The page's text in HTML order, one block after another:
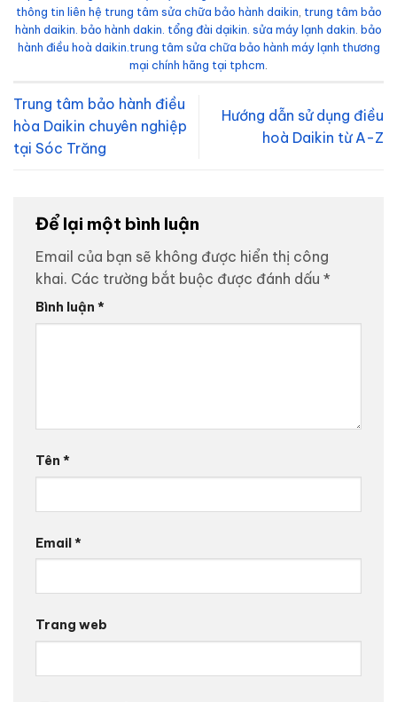
thông tin liên hệ trung tâm sửa chữa bảo hành daikin, trung tâm bảo
hành daikin. bảo hành dakin. tổng đài dạikin. sửa máy lạnh dakin. bảo
hành điều hoà daikin.trung tâm sửa chữa bảo hành máy lạnh thương
mại chính hãng tại tphcm.
Trung tâm bảo hành điều
hòa Daikin chuyên nghiệp
tại Sóc Trăng
Hướng dẫn sử dụng điều
hoà Daikin từ A-Z
Để lại một bình luận
Email của bạn sẽ không được hiển thị công
khai. Các trường bắt buộc được đánh dấu *
Bình luận *
Tên *
Email*
Trang web